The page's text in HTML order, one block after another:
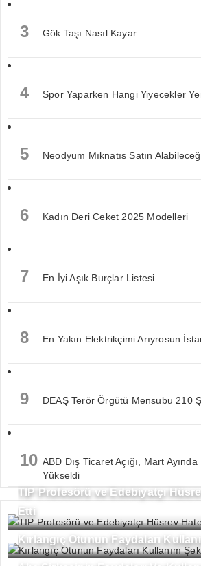
3 Gök Taşı Nasıl Kayar
4 Spor Yaparken Hangi Yiyecekler
5 Neodyum Mıknatıs Satın
6 Kadın Deri Ceket 2025 Modelleri
7 En İyi Aşık Burçlar Listesi
8 En Yakın Elektrikçimi Arıyrosun
9 DEAŞ Terör Örgütü Mensubu 210
10 ABD Dış Ticaret Açığı, Mart
Yükseldi
TIP Profesörü ve Edebiyatçı
Etti
Kırlangıç Otunun Faydaları